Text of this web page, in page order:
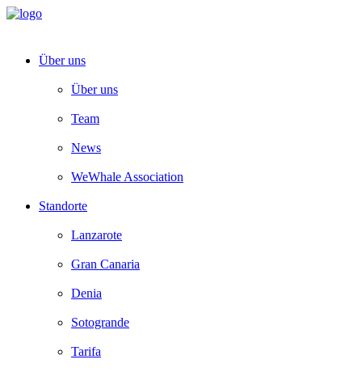
Über uns
Über uns
Team
News
WeWhale Association
Standorte
Lanzarote
Gran Canaria
Denia
Sotogrande
Tarifa